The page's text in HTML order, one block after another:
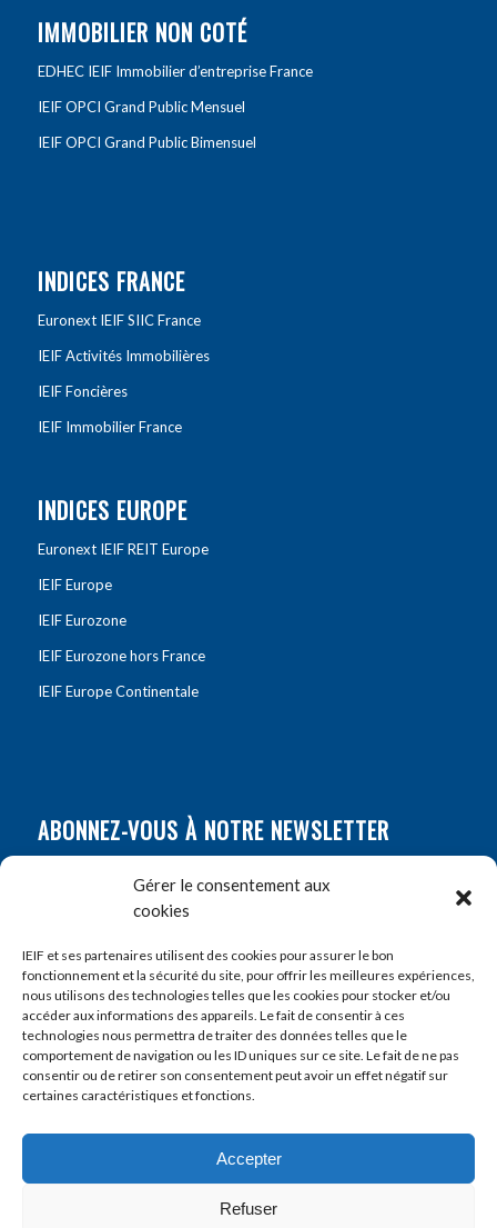
Gérer le consentement aux
cookies
IEIF et ses partenaires utilisent des cookies pour assurer le bon
fonctionnement et la sécurité du site, pour offrir les meilleures expériences,
nous utilisons des technologies telles que les cookies pour stocker et/ou
accéder aux informations des appareils. Le fait de consentir à ces
technologies nous permettra de traiter des données telles que le
comportement de navigation ou les ID uniques sur ce site. Le fait de ne pas
consentir ou de retirer son consentement peut avoir un effet négatif sur
certaines caractéristiques et fonctions.
Accepter
Refuser
IMMOBILIER NON COTÉ
EDHEC IEIF Immobilier d’entreprise France
IEIF OPCI Grand Public Mensuel
IEIF OPCI Grand Public Bimensuel
INDICES FRANCE
Euronext IEIF SIIC France
IEIF Activités Immobilières
IEIF Foncières
IEIF Immobilier France
INDICES EUROPE
Euronext IEIF REIT Europe
IEIF Europe
IEIF Eurozone
IEIF Eurozone hors France
IEIF Europe Continentale
ABONNEZ-VOUS À NOTRE NEWSLETTER
Prénom*
E-mail*